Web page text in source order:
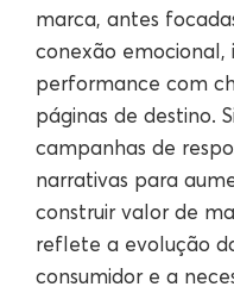
marca, antes
conexão
performance com
páginas de destino.
campanhas de
narrativas para
construir valor de
reflete a evolução
consumidor e a